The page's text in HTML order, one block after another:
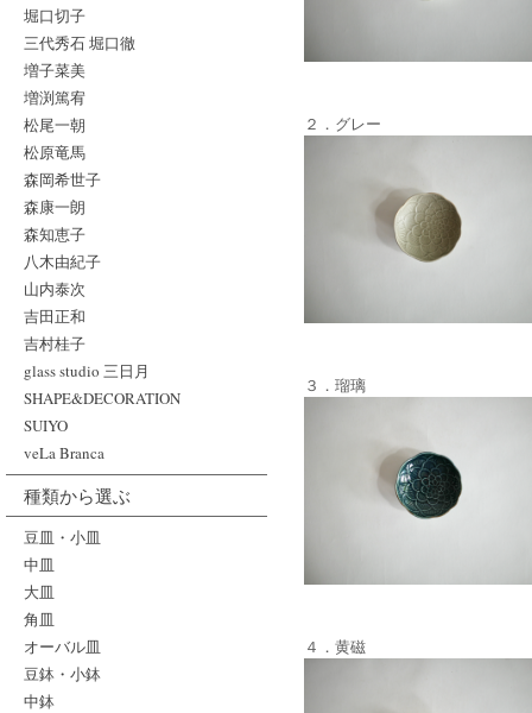
堀口切子
三代秀石 堀口徹
増子菜美
増渕篤宥
松尾一朝
松原竜馬
森岡希世子
森康一朗
森知恵子
八木由紀子
山内泰次
吉田正和
吉村桂子
glass studio 三日月
SHAPE&DECORATION
SUIYO
veLa Branca
種類から選ぶ
豆皿・小皿
中皿
大皿
角皿
オーバル皿
豆鉢・小鉢
中鉢
２．グレー
３．瑠璃
４．黄磁